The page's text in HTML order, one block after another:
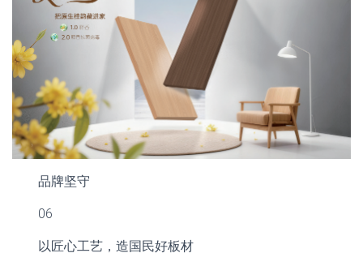
品牌坚守
06
以匠心工艺，造国民好板材